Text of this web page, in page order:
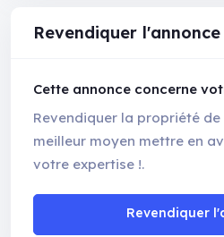
Revendiquer l'annonce
Cette annonce concerne
Revendiquer la propriété
meilleur moyen mettre en
votre expertise !.
Revendiquer